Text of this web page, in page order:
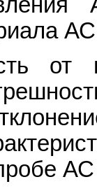
от
АС